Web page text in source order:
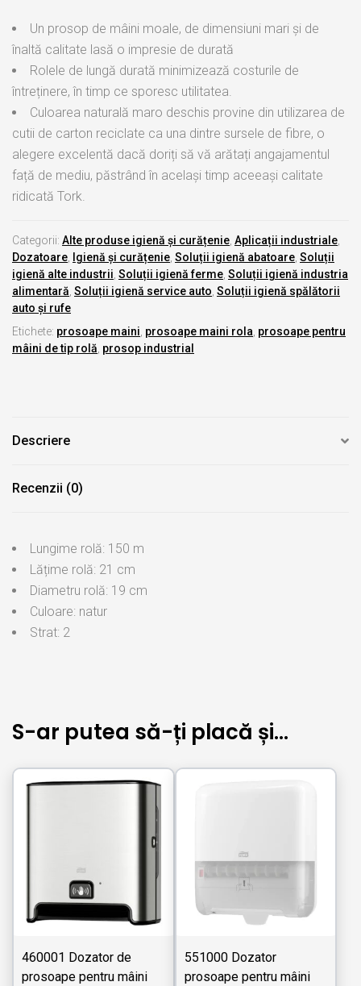
Un prosop de mâini moale, de dimensiuni mari și de
înaltă calitate lasă o impresie de durată
Rolele de lungă durată minimizează costurile de
întreținere, în timp ce sporesc utilitatea.
Culoarea naturală maro deschis provine din utilizarea de
cutii de carton reciclate ca una dintre sursele de fibre, o
alegere excelentă dacă doriți să vă arătați angajamentul
față de mediu, păstrând în același timp aceeași calitate
ridicată Tork.
Categorii: Alte produse igienă și curățenie Aplicații industriale
Dozatoare
Igienă și curățenie Soluții igienă abatoare Soluții
igienă alte industrii Soluții igienă ferme Soluții igienă industria
alimentară Soluții igienă service auto Soluții igienă spălătorii
auto și rufe
Etichete: prosoape maini prosoape maini rola prosoape pentru
mâini de tip rolă prosop industrial
Descriere
Recenzii (0)
Lungime rolă: 150 m
Lățime rolă: 21 cm
Diametru rolă: 19 cm
Culoare: natur
Strat: 2
S-ar putea să-ți placă și…
460001 Dozator de
prosoape pentru mâini
551000 Dozator
prosoape pentru mâini